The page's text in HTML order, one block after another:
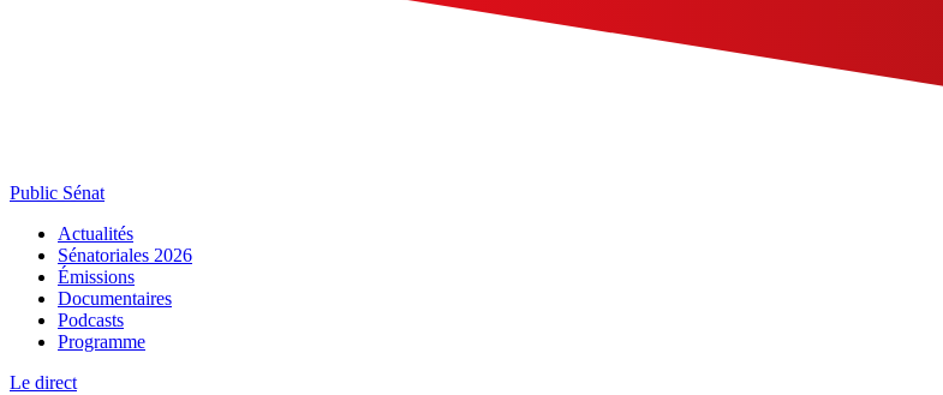
Public Sénat
Actualités
Sénatoriales 2026
Émissions
Documentaires
Podcasts
Programme
Le direct